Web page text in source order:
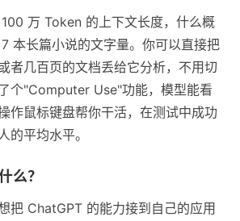
万 Token 的上下文长度，什么概
本长篇小说的文字量。你可以直接把
者几百页的文档丢给它分析，不用切
个"Computer Use"功能，模型能看
作鼠标键盘帮你干活，在测试中成功
的平均水平。
么？
把 ChatGPT 的能力接到自己的应用